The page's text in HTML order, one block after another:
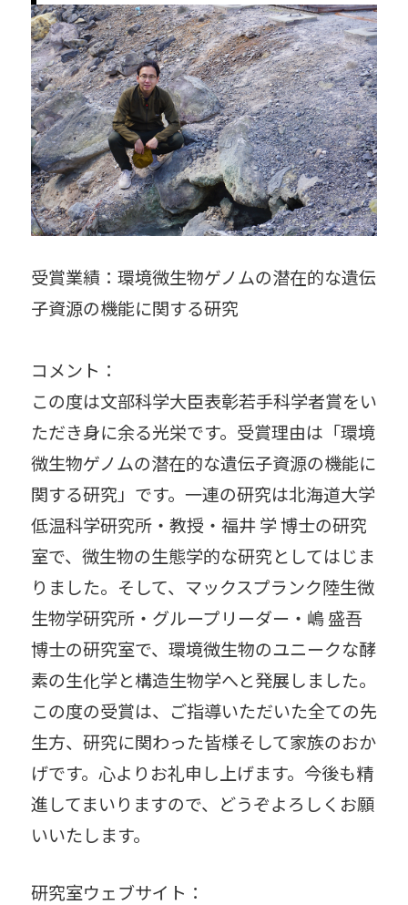
受賞業績：環境微生物ゲノムの潜在的な遺伝
子資源の機能に関する研究
コメント：
この度は文部科学大臣表彰若手科学者賞をい
ただき身に余る光栄です。受賞理由は「環境
微生物ゲノムの潜在的な遺伝子資源の機能に
関する研究」です。一連の研究は北海道大学
低温科学研究所・教授・福井 学 博士の研究
室で、微生物の生態学的な研究としてはじま
りました。そして、マックスプランク陸生微
生物学研究所・グループリーダー・嶋 盛吾
博士の研究室で、環境微生物のユニークな酵
素の生化学と構造生物学へと発展しました。
この度の受賞は、ご指導いただいた全ての先
生方、研究に関わった皆様そして家族のおか
げです。心よりお礼申し上げます。今後も精
進してまいりますので、どうぞよろしくお願
いいたします。
研究室ウェブサイト：